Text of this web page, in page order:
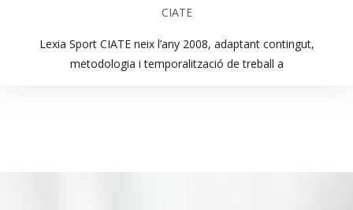
CIATE
Lexia Sport CIATE neix l’any 2008, adaptant contingut,
metodologia i temporalització de treball a